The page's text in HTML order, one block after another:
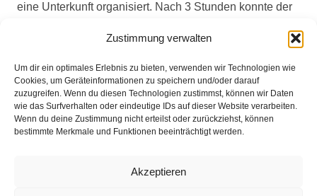
Zustimmung verwalten
Um dir ein optimales Erlebnis zu bieten, verwenden wir Technologien wie
Cookies, um Geräteinformationen zu speichern und/oder darauf
zuzugreifen. Wenn du diesen Technologien zustimmst, können wir Daten
wie das Surfverhalten oder eindeutige IDs auf dieser Website verarbeiten.
Wenn du deine Zustimmung nicht erteilst oder zurückziehst, können
bestimmte Merkmale und Funktionen beeinträchtigt werden.
Akzeptieren
eine Unterkunft organisiert. Nach 3 Stunden konnte der
Eingesetzte Kräfte: Feuerwehr Brinkum +++ Feuerwehr
Fahrenhorst +++ Rettungsdienst +++ DRK Bereitschaft
Brinkum
Weitere Informationen über diesen Einsatz im